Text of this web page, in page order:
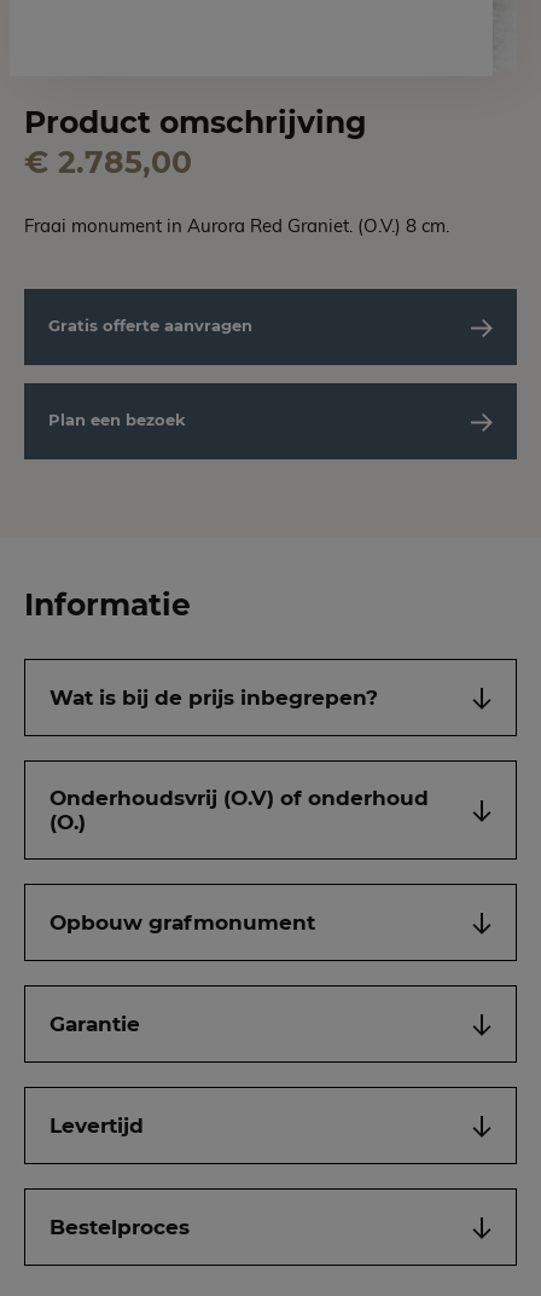
Product omschrijving
€ 2.785,00
Fraai monument in Aurora Red Graniet. (O.V.) 8 cm.
Gratis offerte aanvragen
Plan een bezoek
Informatie
Wat is bij de prijs inbegrepen?
Onderhoudsvrij (O.V) of onderhoud
(O.)
Opbouw grafmonument
Garantie
Levertijd
Bestelproces